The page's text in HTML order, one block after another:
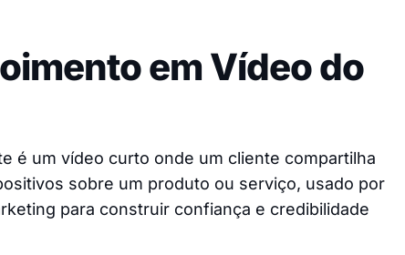
em Vídeo do
é um vídeo curto onde um cliente compartilha
sobre um produto ou serviço, usado por
para construir confiança e credibilidade